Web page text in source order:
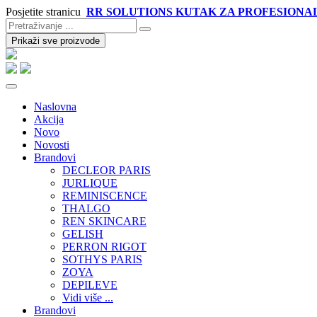
Posjetite stranicu RR SOLUTIONS KUTAK ZA
Prikaži sve proizvode
Naslovna
Akcija
Novo
Novosti
Brandovi
DECLEOR PARIS
JURLIQUE
REMINISCENCE
THALGO
REN SKINCARE
GELISH
PERRON RIGOT
SOTHYS PARIS
ZOYA
DEPILEVE
Vidi više ...
Brandovi